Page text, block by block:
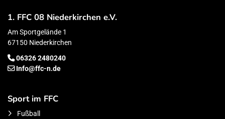
1. FFC 08 Niederkirchen e.V.
Am Sportgelände 1
67150 Niederkirchen
06326 2480240
Info@ffc-n.de
Sport im FFC
Fußball